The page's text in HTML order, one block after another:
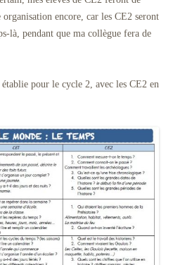
encore, car les CE2 seront
là, pendant que ma collègue fera de
pour le cycle 2, avec les CE2 en